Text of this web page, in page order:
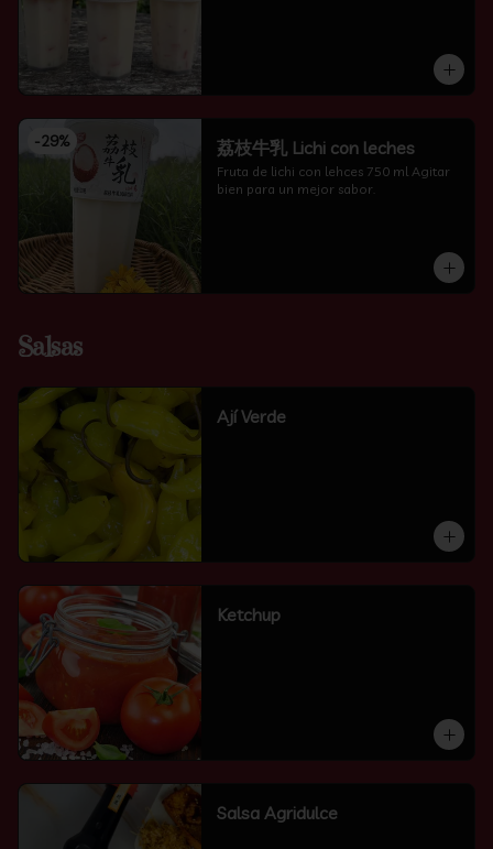
-29% 荔枝牛乳 Lichi con leches
Fruta de lichi con lehces 750 ml Agitar
bien para un mejor sabor.
Salsas
Ají Verde
Ketchup
Salsa Agridulce